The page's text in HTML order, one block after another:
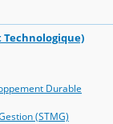
Technologique)
Durable
(STMG)